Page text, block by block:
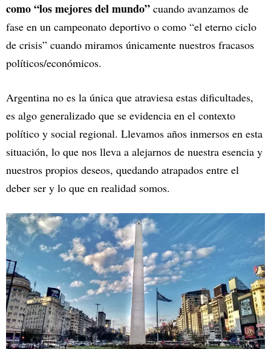
como “los mejores del mundo” cuando avanzamos de
fase en un campeonato deportivo o como “el eterno ciclo
de crisis” cuando miramos únicamente nuestros fracasos
políticos/económicos.
Argentina no es la única que atraviesa estas dificultades,
es algo generalizado que se evidencia en el contexto
político y social regional. Llevamos años inmersos en esta
situación, lo que nos lleva a alejarnos de nuestra esencia y
nuestros propios deseos, quedando atrapados entre el
deber ser y lo que en realidad somos.